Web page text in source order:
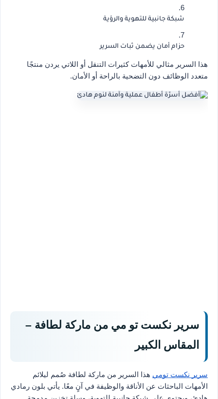
شبكة جانبية للتهوية والرؤية
حزام أمان يضمن ثبات السرير
هذا السرير مثالي للأمهات كثيرات التنقل أو اللاتي يردن منتجًا
متعدد الوظائف دون التضحية بالراحة أو الأمان.
سرير نكست تو مي من ماركة لطافة –
المقاس الكبير
سرير نكست تومي هذا السرير من ماركة لطافة صُمم ليلائم
الأمهات الباحثات عن الأناقة والوظيفة في آنٍ معًا. يأتي بلون رمادي